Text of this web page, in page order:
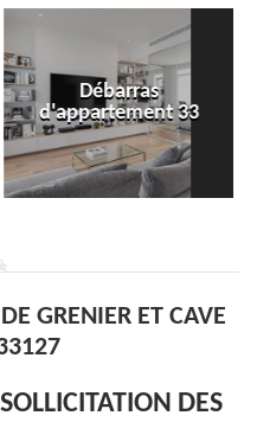
Débarras
d'appartement 33
GRENIER ET CAVE
DES